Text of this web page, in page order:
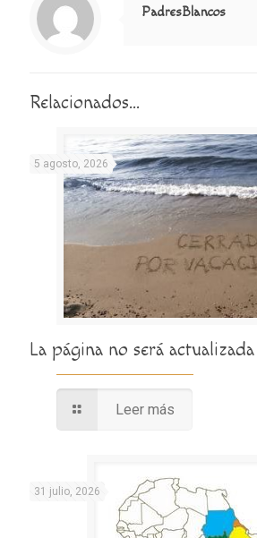
PadresBlancos
Relacionados...
5 agosto, 2026
La página no será
Leer más
31 julio, 2026